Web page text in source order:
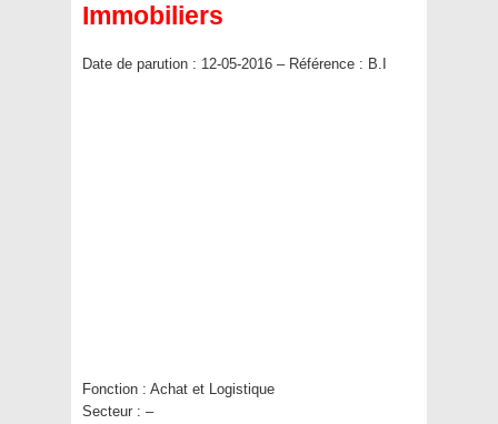
Immobiliers
Date de parution : 12-05-2016 – Référence : B.I
Fonction : Achat et Logistique
Secteur : –